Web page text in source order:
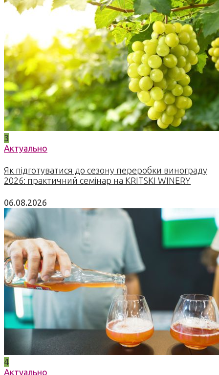
3
Актуально
Як підготуватися до сезону переробки винограду
2026: практичний семінар на KRITSKI WINERY
06.08.2026
4
Актуально